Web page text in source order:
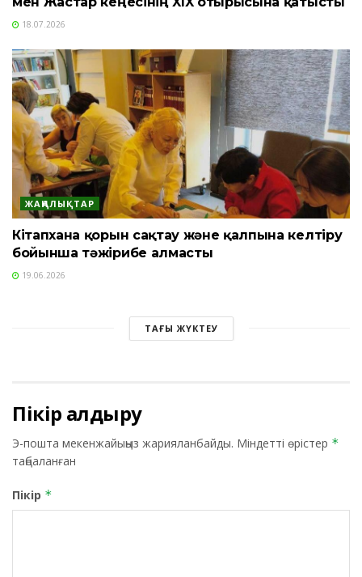
18.07.2026
ЖАҢАЛЫҚТАР
Кітапхана қорын сақтау және қалпына келтіру
бойынша тәжірибе алмасты
19.06.2026
ТАҒЫ ЖҮКТЕУ
Пікір қалдыру
Э-пошта мекенжайыңыз жарияланбайды. Міндетті өрістер *
таңбаланған
Пікір *